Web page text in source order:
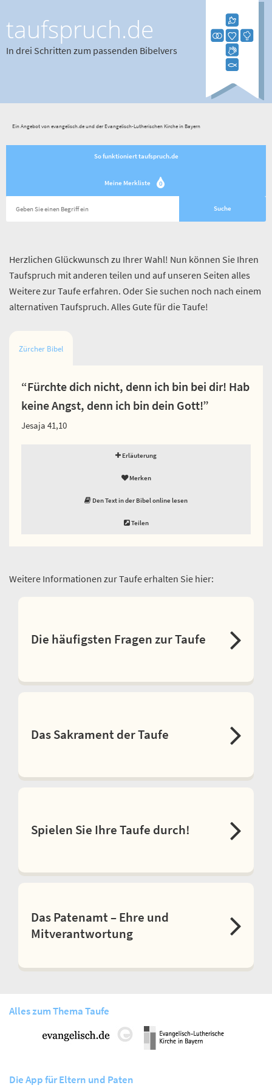
taufspruch.de
In drei Schritten zum passenden Bibelvers
Ein Angebot von evangelisch.de und der Evangelisch-Lutherischen Kirche in Bayern
So funktioniert taufspruch.de
Meine Merkliste 0
Herzlichen Glückwunsch zu Ihrer Wahl! Nun können Sie Ihren
Taufspruch mit anderen teilen und auf unseren Seiten alles
Weitere zur Taufe erfahren. Oder Sie suchen noch nach einem
alternativen Taufspruch. Alles Gute für die Taufe!
Zürcher Bibel
“Fürchte dich nicht, denn ich bin bei dir! Hab
keine Angst, denn ich bin dein Gott!”
Jesaja 41,10
Erläuterung
Merken
Den Text in der Bibel online lesen
Teilen
Weitere Informationen zur Taufe erhalten Sie hier:
Die häufigsten Fragen zur Taufe
Das Sakrament der Taufe
Spielen Sie Ihre Taufe durch!
Das Patenamt – Ehre und
Mitverantwortung
Alles zum Thema Taufe
Die App für Eltern und Paten